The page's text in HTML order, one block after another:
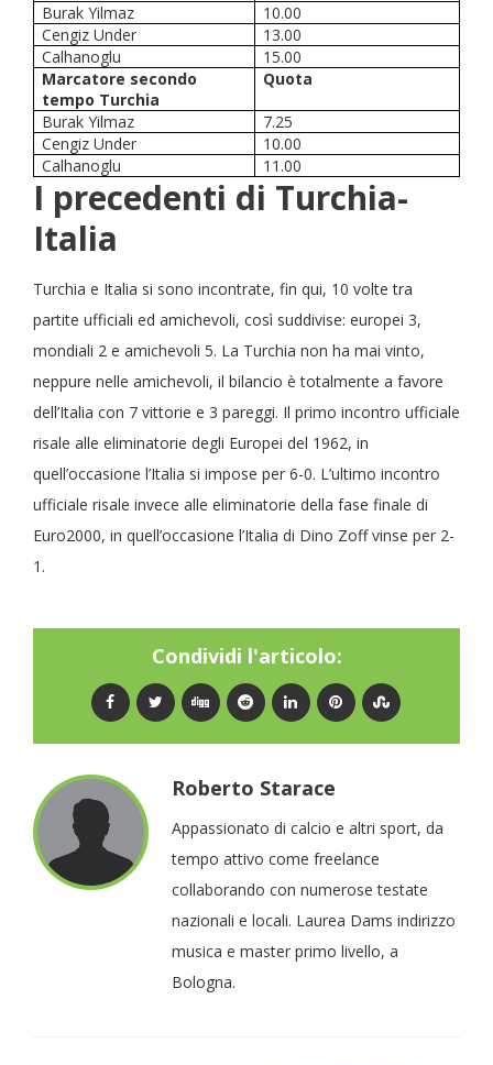
Burak Yilmaz
10.00
Cengiz Under
13.00
Calhanoglu
15.00
Marcatore secondo
tempo Turchia
Quota
Burak Yilmaz
7.25
Cengiz Under
10.00
Calhanoglu
11.00
I precedenti di Turchia-
Italia
Turchia e Italia si sono incontrate, fin qui, 10 volte tra
partite ufficiali ed amichevoli, così suddivise: europei 3,
mondiali 2 e amichevoli 5. La Turchia non ha mai vinto,
neppure nelle amichevoli, il bilancio è totalmente a favore
dell’Italia con 7 vittorie e 3 pareggi. Il primo incontro ufficiale
risale alle eliminatorie degli Europei del 1962, in
quell’occasione l’Italia si impose per 6-0. L’ultimo incontro
ufficiale risale invece alle eliminatorie della fase finale di
Euro2000, in quell’occasione l’Italia di Dino Zoff vinse per 2-
1.
Condividi l'articolo:
Roberto Starace
Appassionato di calcio e altri sport, da
tempo attivo come freelance
collaborando con numerose testate
nazionali e locali. Laurea Dams indirizzo
musica e master primo livello, a
Bologna.